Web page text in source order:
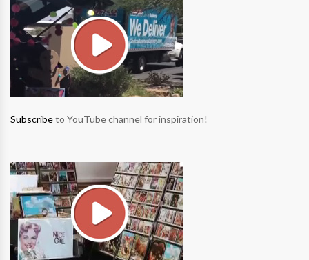
Subscribeto YouTube channel for inspiration!